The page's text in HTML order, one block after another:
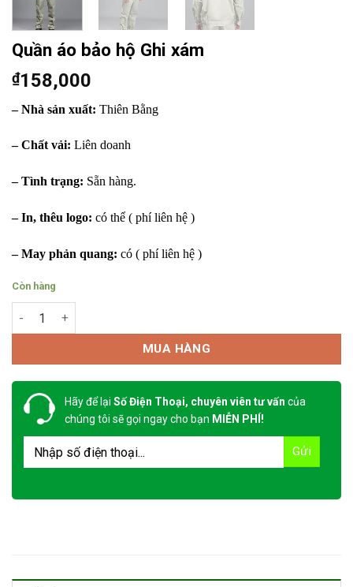
Quần áo bảo hộ Ghi xám
₫158,000
– Nhà sản xuất: Thiên Bằng
– Chất vải: Liên doanh
– Tình trạng: Sẵn hàng.
– In, thêu logo: có thể ( phí liên hệ )
– May phản quang: có ( phí liên hệ )
Còn hàng
Quần áo bảo hộ Ghi xám số lượng
MUA HÀNG
Hãy để lại Số Điện Thoại, chuyên viên tư vấn của
chúng tôi sẽ gọi ngay cho bạn MIỄN PHÍ!